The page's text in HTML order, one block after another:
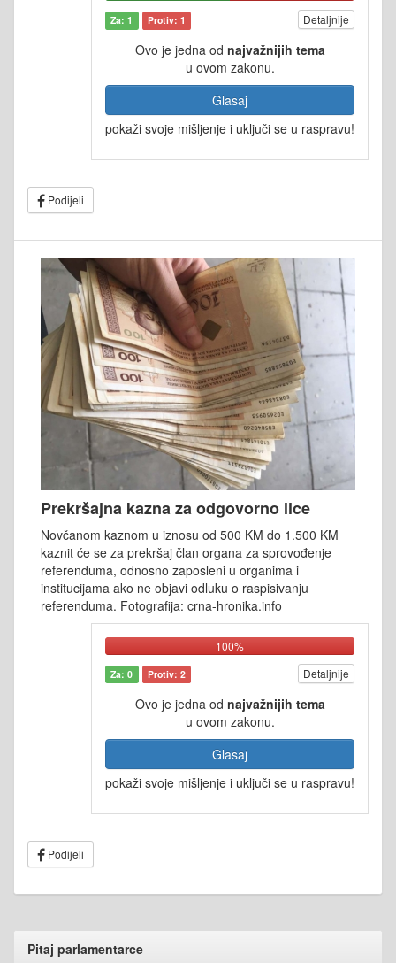
Za: 1 Protiv: 1 Detaljnije
Ovo je jedna od najvažnijih tema
u ovom zakonu.
Glasaj
pokaži svoje mišljenje i uključi se u raspravu!
Podijeli
Prekršajna kazna za odgovorno lice
Novčanom kaznom u iznosu od 500 KM do 1.500 KM
kaznit će se za prekršaj član organa za sprovođenje
referenduma, odnosno zaposleni u organima i
institucijama ako ne objavi odluku o raspisivanju
referenduma. Fotografija: crna-hronika.info
100%
Za: 0 Protiv: 2 Detaljnije
Ovo je jedna od najvažnijih tema
u ovom zakonu.
Glasaj
pokaži svoje mišljenje i uključi se u raspravu!
Podijeli
Pitaj parlamentarce